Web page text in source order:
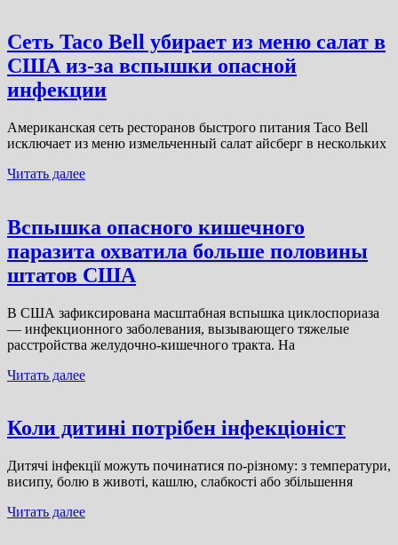
Сеть Taco Bell убирает из меню салат в
США из-за вспышки опасной
инфекции
Американская сеть ресторанов быстрого питания Taco Bell
исключает из меню измельченный салат айсберг в нескольких
Читать далее
Вспышка опасного кишечного
паразита охватила больше половины
штатов США
В США зафиксирована масштабная вспышка циклоспориаза
— инфекционного заболевания, вызывающего тяжелые
расстройства желудочно-кишечного тракта. На
Читать далее
Коли дитині потрібен інфекціоніст
Дитячі інфекції можуть починатися по-різному: з температури,
висипу, болю в животі, кашлю, слабкості або збільшення
Читать далее